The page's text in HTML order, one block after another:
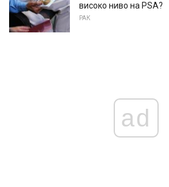
високо ниво на PSA?
РАК
ad